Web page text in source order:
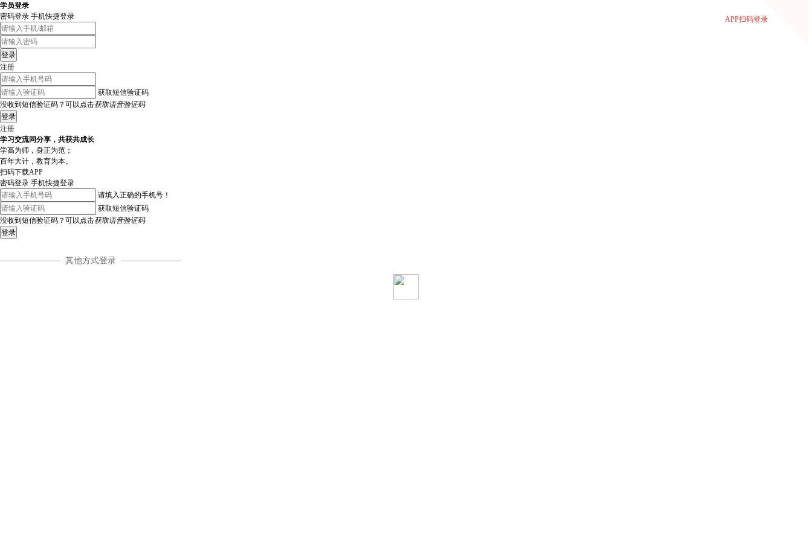
学员登录
密码登录 手机快捷登录
登录
注册
获取短信验证码
没收到短信验证码？可以点击获取语音验证码
登录
注册
学习交流同分享，共获共成长
学高为师，身正为范；
百年大计，教育为本。
扫码下载APP
APP扫码登录
密码登录 手机快捷登录
请填入正确的手机号！
获取短信验证码
没收到短信验证码？可以点击获取语音验证码
登录
其他方式登录